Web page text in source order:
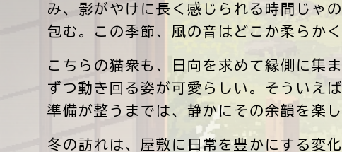
み、影がやけに長く感じられる時間じゃ
包む。この季節、風の音はどこか柔らか
こちらの猫衆も、日向を求めて縁側に
ずつ動き回る姿が可愛らしい。そういえ
準備が整うまでは、静かにその余韻を楽
冬の訪れは、屋敷に日常を豊かにする変